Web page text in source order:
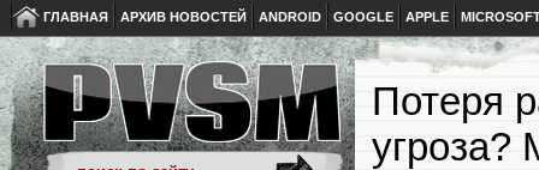
ГЛАВНАЯ АРХИВ НОВОСТЕЙ ANDROID GOOGLE APPLE
Потеря
угроза?